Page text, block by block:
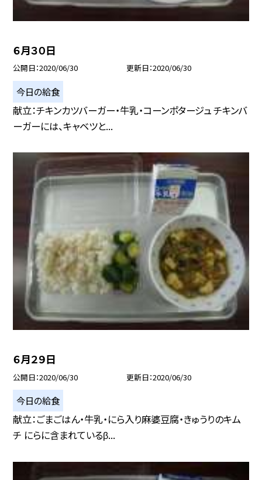
６月３０日
公開日 2020/06/30 更新日 2020/06/30
今日の給食
献立：チキンカツバーガー・牛乳・コーンポタージュ チキンバ
ーガーには、キャベツと...
６月２９日
公開日 2020/06/30 更新日 2020/06/30
今日の給食
献立：ごまごはん・牛乳・にら入り麻婆豆腐・きゅうりのキム
チ にらに含まれているβ...